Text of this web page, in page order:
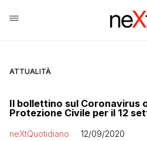
ATTUALITÀ
Il bollettino sul Coronavirus
Protezione Civile per il 12
neXtQuotidiano 12/09/2020